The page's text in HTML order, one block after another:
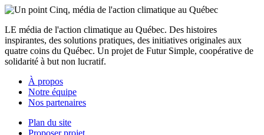
LE média de l'action climatique au Québec. Des histoires
inspirantes, des solutions pratiques, des initiatives originales aux
quatre coins du Québec. Un projet de Futur Simple, coopérative de
solidarité à but non lucratif.
À propos
Notre équipe
Nos partenaires
Plan du site
Proposer projet